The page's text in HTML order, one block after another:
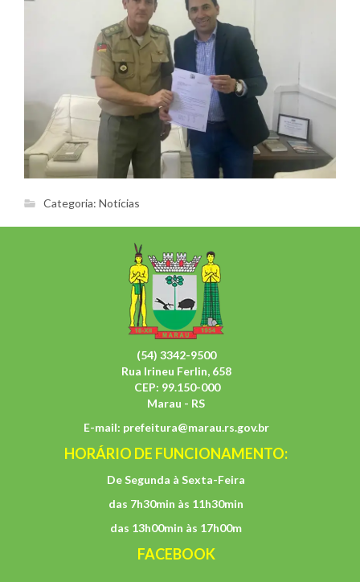
Categoria: Notícias
(54) 3342-9500
Rua Irineu Ferlin, 658
CEP: 99.150-000
Marau - RS
E-mail: prefeitura@marau.rs.gov.br
HORÁRIO DE FUNCIONAMENTO:
De Segunda à Sexta-Feira
das 7h30min às 11h30min
das 13h00min às 17h00m
FACEBOOK